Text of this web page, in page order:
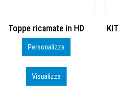
KIT CAMP 100 2026_perso
Personalizza
Visualizza